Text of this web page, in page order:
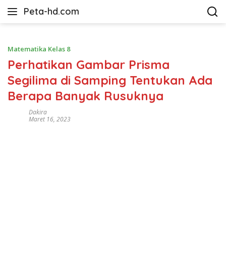
Peta-hd.com
Kumpulan
HD
Matematika Kelas 8
Perhatikan Gambar Prisma
Segilima di Samping Tentukan Ada
Berapa Banyak Rusuknya
Dakira
Maret 16, 2023